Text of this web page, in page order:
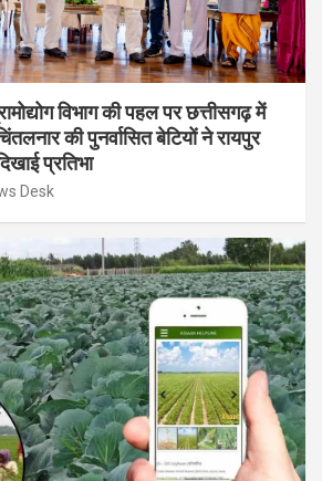
विभाग की पहल पर छत्तीसगढ़ में
की पुनर्वासित बेटियों ने रायपुर
प्रतिभा
Desk